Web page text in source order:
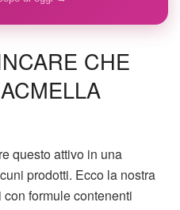
CHE
questo attivo in una
prodotti. Ecco la nostra
formule contenenti